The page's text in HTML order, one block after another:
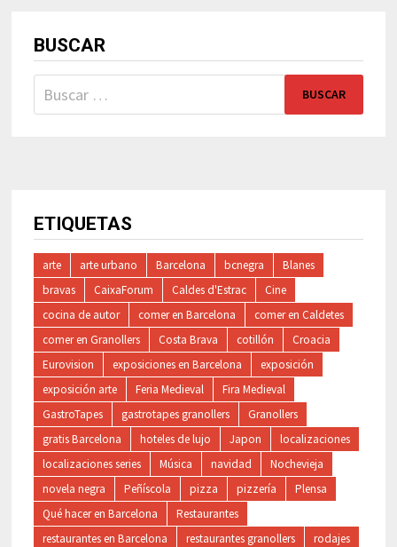
BUSCAR
Buscar:
ETIQUETAS
arte arte urbano Barcelona bcnegra
Blanes
bravas
CaixaForum Caldes d'Estrac
Cine
cocina de autor
comer en Barcelona
comer en Caldetes
comer en Granollers
Costa Brava cotillón
Croacia
Eurovision
exposiciones en Barcelona
exposición
exposición arte
Feria Medieval
Fira Medieval
GastroTapes
gastrotapes granollers
Granollers
gratis Barcelona
hoteles de lujo Japon
localizaciones
localizaciones series
Música navidad
Nochevieja
novela negra
Peñíscola pizza pizzería
Plensa
Qué hacer en Barcelona
Restaurantes
restaurantes en Barcelona
restaurantes granollers
rodajes